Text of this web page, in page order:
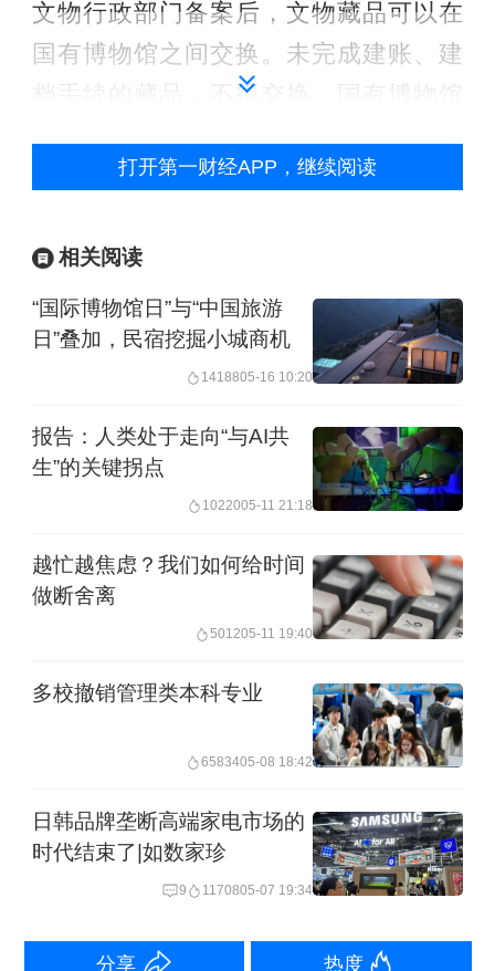
文物行政部门备案后，文物藏品可以在
国有博物馆之间交换。未完成建账、建
档手续的藏品，不得交换。国有博物馆
的，应当按照与捐赠人约定的协议办
说明情况并取得其书面同意。
拟退出的文物藏品应满足一定条件，比
如因老化、腐蚀、损毁等原因造成文物
对文物藏品作退出处理时，博物馆应当
组织5名以上具有文物博物高级职称的专
出理由等进行评估；本馆人员不得担任
评估专家。对有1名专家不同意退出的文
程序，并在五年内不得就同一件文物藏
护利用等做出规定。比如，凡不具备安
全防范和消防条件的场所，禁止存放藏
打开第一财经APP，继续阅读
相关阅读
“国际博物馆日”与“中国旅游
日”叠加，民宿挖掘小城商机
1418805-16 10:20
报告：人类处于走向“与AI共
生”的关键拐点
1022005-11 21:18
越忙越焦虑？我们如何给时间
做断舍离
501205-11 19:40
多校撤销管理类本科专业
6583405-08 18:42
日韩品牌垄断高端家电市场的
时代结束了|如数家珍
9 1170805-07 19:34
分享 热度